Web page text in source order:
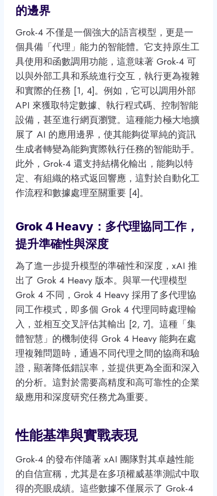
的邊界
Grok-4 不僅是一個強大的語言模型，更是一
個具備「代理」能力的智能體。它支持原生工
具使用和函數調用功能，這意味著 Grok-4 可
以與外部工具和系統進行交互，執行更為複雜
和實際的任務 [1, 4]。例如，它可以調用外部
API 來獲取特定數據、執行程式碼、控制智能
設備，甚至進行網頁瀏覽。這種能力極大地擴
展了 AI 的應用邊界，使其能夠從單純的資訊
生成者轉變為能夠實際執行任務的智能助手。
此外，Grok-4 還支持結構化輸出，能夠以特
定、有組織的格式返回響應，這對於自動化工
作流程和數據處理至關重要 [4]。
Grok 4 Heavy：多代理協同工作，
提升準確性與深度
為了進一步提升模型的準確性和深度，xAI 推
出了 Grok 4 Heavy 版本。與單一代理模型
Grok 4 不同，Grok 4 Heavy 採用了多代理協
同工作模式，即多個 Grok 4 代理同時處理輸
入，並相互交叉評估其輸出 [2, 7]。這種「集
體智慧」的機制使得 Grok 4 Heavy 能夠在處
理複雜問題時，通過不同代理之間的協商和驗
證，顯著降低錯誤率，並提供更為全面和深入
的分析。這對於需要高精度和高可靠性的企業
級應用和深度研究任務尤為重要。
性能基準與實戰表現
Grok-4 的發布伴隨著 xAI 團隊對其卓越性能
的自信宣稱，尤其是在多項權威基準測試中取
得的亮眼成績。這些數據不僅展示了 Grok-4